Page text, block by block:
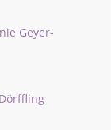
Geyer-